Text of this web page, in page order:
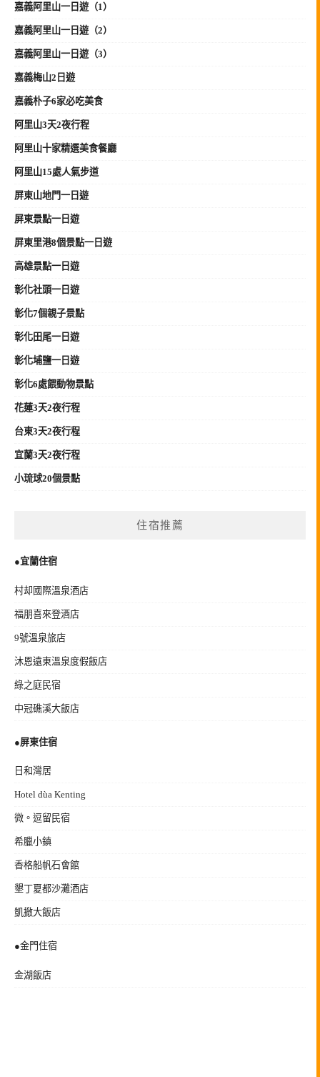
嘉義阿里山一日遊（1）
嘉義阿里山一日遊（2）
嘉義阿里山一日遊（3）
嘉義梅山2日遊
嘉義朴子6家必吃美食
阿里山3天2夜行程
阿里山十家精選美食餐廳
阿里山15處人氣步道
屏東山地門一日遊
屏東景點一日遊
屏東里港8個景點一日遊
高雄景點一日遊
彰化社頭一日遊
彰化7個親子景點
彰化田尾一日遊
彰化埔鹽一日遊
彰化6處餵動物景點
花蓮3天2夜行程
台東3天2夜行程
宜蘭3天2夜行程
小琉球20個景點
住宿推薦
●宜蘭住宿
村却國際溫泉酒店
福朋喜來登酒店
9號溫泉旅店
沐恩遠東溫泉度假飯店
綠之庭民宿
中冠礁溪大飯店
●屏東住宿
日和灣居
Hotel dùa Kenting
微。逗留民宿
希臘小鎮
香格船帆石會館
墾丁夏都沙灘酒店
凱撤大飯店
●金門住宿
金湖飯店